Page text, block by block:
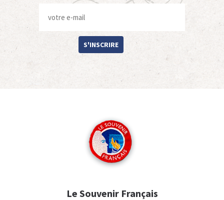
S'INSCRIRE
Le Souvenir Français